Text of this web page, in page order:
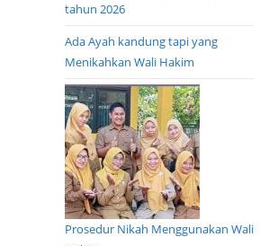
tahun 2026
Ada Ayah kandung tapi yang
Menikahkan Wali Hakim
Prosedur Nikah Menggunakan Wali